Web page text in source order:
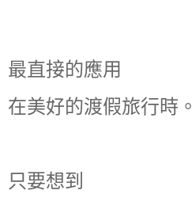
最直接的應用
在美好的渡假旅行時。
只要想到